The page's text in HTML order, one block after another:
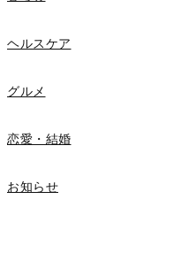
ヘルスケア
グルメ
恋愛・結婚
お知らせ